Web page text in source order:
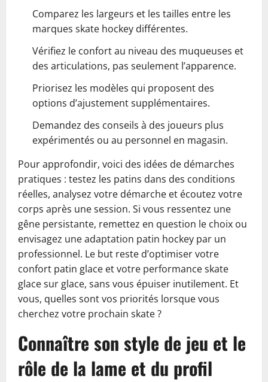
Comparez les largeurs et les tailles entre les
marques skate hockey différentes.
Vérifiez le confort au niveau des muqueuses et
des articulations, pas seulement l’apparence.
Priorisez les modèles qui proposent des
options d’ajustement supplémentaires.
Demandez des conseils à des joueurs plus
expérimentés ou au personnel en magasin.
Pour approfondir, voici des idées de démarches
pratiques : testez les patins dans des conditions
réelles, analysez votre démarche et écoutez votre
corps après une session. Si vous ressentez une
gêne persistante, remettez en question le choix ou
envisagez une adaptation patin hockey par un
professionnel. Le but reste d’optimiser votre
confort patin glace et votre performance skate
glace sur glace, sans vous épuiser inutilement. Et
vous, quelles sont vos priorités lorsque vous
cherchez votre prochain skate ?
Connaître son style de jeu et le
rôle de la lame et du profil